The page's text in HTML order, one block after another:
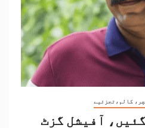
کالم،تجزئیے
آفیشل گزٹ